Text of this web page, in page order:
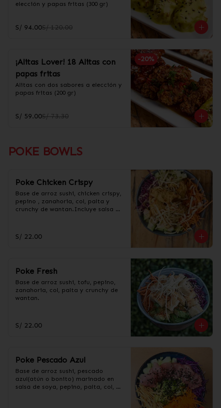
elección y papas fritas (300 gr)
S/ 94.00S/ 120.00
-20%
¡Alitas Lover! 18 Alitas con
papas fritas
Alitas con dos sabores a elección y
papas fritas (200 gr)
S/ 59.00S/ 73.30
POKE BOWLS
Poke Chicken Crispy
Base de arroz sushi, chicken crispy,
pepino , zanahoria, col, palta y
crunchy de wantan.Incluye salsa
S/ 22.00
Poke Fresh
Base de arroz sushi, tofu, pepino,
zanahoria, col, palta y crunchy de
wantan.
S/ 22.00
Poke Pescado Azul
Base de arroz sushi, pescado
azul(atún o bonito) marinado en
salsa de soya, pepino, palta, col,